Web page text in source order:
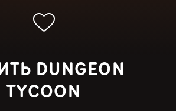
DUNGEON
TYCOON